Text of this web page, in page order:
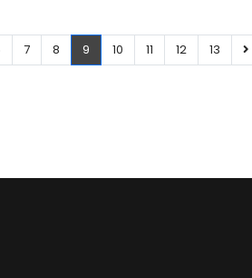
7 8 9 10 11 12 13